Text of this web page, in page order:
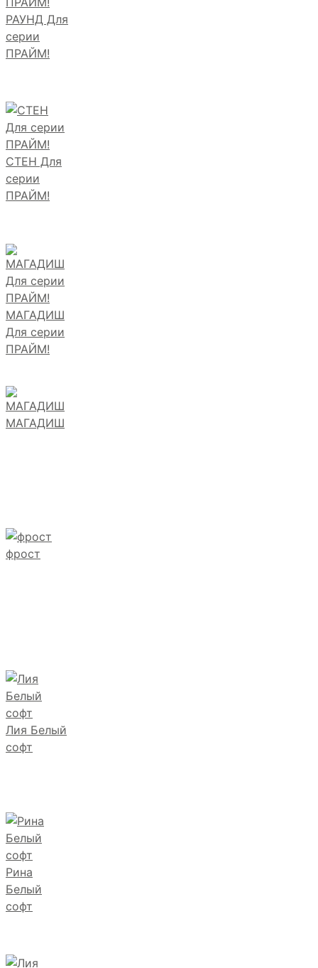
РАУНД Для
серии
ПРАЙМ!
СТЕН Для
серии
ПРАЙМ!
МАГАДИШ
Для серии
ПРАЙМ!
МАГАДИШ
фрост
Лия Белый
софт
Рина
Белый
софт